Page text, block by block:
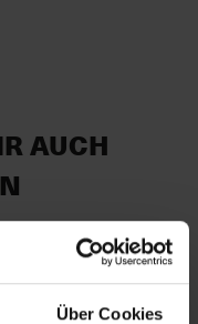
Über Cookies
AUCH